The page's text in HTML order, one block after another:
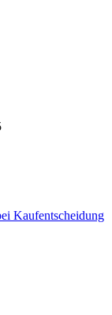
Kaufentscheidung